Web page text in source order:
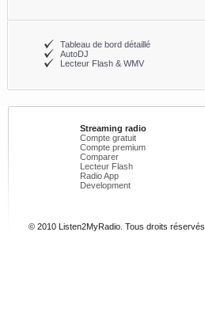
Tableau de bord détaillé
AutoDJ
Lecteur Flash & WMV
Streaming radio
Compte gratuit
Compte premium
Comparer
Lecteur Flash
Radio App
Development
© 2010 Listen2MyRadio. Tous droits réservés